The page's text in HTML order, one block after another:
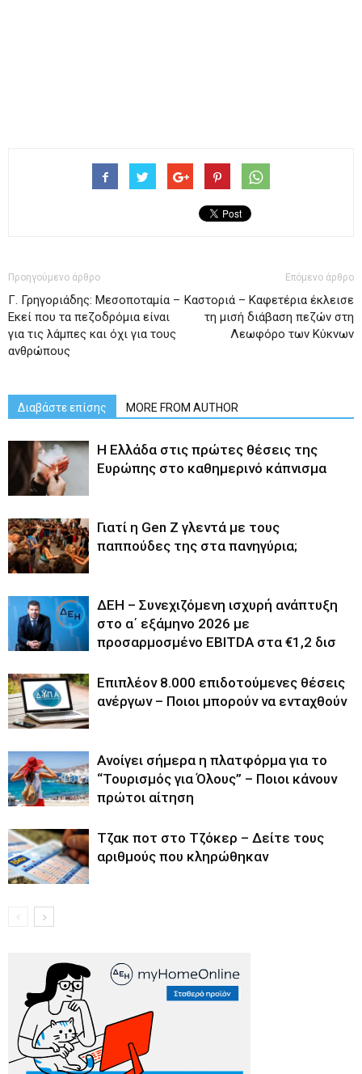
Προηγούμενο άρθρο
Γ. Γρηγοριάδης: Μεσοποταμία –
Εκεί που τα πεζοδρόμια είναι
για τις λάμπες και όχι για τους
ανθρώπους
Επόμενο άρθρο
Καστοριά – Καφετέρια έκλεισε
τη μισή διάβαση πεζών στη
Λεωφόρο των Κύκνων
Διαβάστε επίσης MORE FROM AUTHOR
Η Ελλάδα στις πρώτες θέσεις της
Ευρώπης στο καθημερινό κάπνισμα
Γιατί η Gen Z γλεντά με τους
παππούδες της στα πανηγύρια;
ΔΕΗ – Συνεχιζόμενη ισχυρή ανάπτυξη
στο α΄ εξάμηνο 2026 με
προσαρμοσμένο EBITDA στα €1,2 δισ
Επιπλέον 8.000 επιδοτούμενες θέσεις
ανέργων – Ποιοι μπορούν να ενταχθούν
Ανοίγει σήμερα η πλατφόρμα για το
“Τουρισμός για Όλους” – Ποιοι κάνουν
πρώτοι αίτηση
Tζακ ποτ στο Τζόκερ – Δείτε τους
αριθμούς που κληρώθηκαν